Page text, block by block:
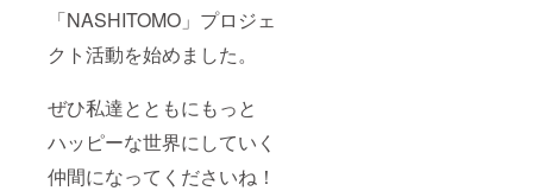
「NASHITOMO」プロジェ
クト活動を始めました。
ぜひ私達とともにもっと
ハッピーな世界にしていく
仲間になってくださいね！